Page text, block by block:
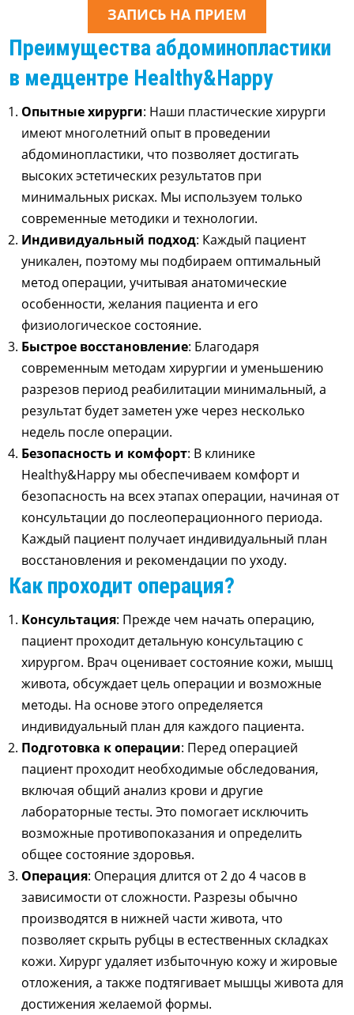
ЗАПИСЬ НА ПРИЕМ
Преимущества абдоминопластики
в медцентре Healthy&Happy
Опытные хирурги: Наши пластические хирурги
имеют многолетний опыт в проведении
абдоминопластики, что позволяет достигать
высоких эстетических результатов при
минимальных рисках. Мы используем только
современные методики и технологии.
Индивидуальный подход: Каждый пациент
уникален, поэтому мы подбираем оптимальный
метод операции, учитывая анатомические
особенности, желания пациента и его
физиологическое состояние.
Быстрое восстановление: Благодаря
современным методам хирургии и уменьшению
разрезов период реабилитации минимальный, а
результат будет заметен уже через несколько
недель после операции.
Безопасность и комфорт: В клинике
Healthy&Happy мы обеспечиваем комфорт и
безопасность на всех этапах операции, начиная от
консультации до послеоперационного периода.
Каждый пациент получает индивидуальный план
восстановления и рекомендации по уходу.
Как проходит операция?
Консультация: Прежде чем начать операцию,
пациент проходит детальную консультацию с
хирургом. Врач оценивает состояние кожи, мышц
живота, обсуждает цель операции и возможные
методы. На основе этого определяется
индивидуальный план для каждого пациента.
Подготовка к операции: Перед операцией
пациент проходит необходимые обследования,
включая общий анализ крови и другие
лабораторные тесты. Это помогает исключить
возможные противопоказания и определить
общее состояние здоровья.
Операция: Операция длится от 2 до 4 часов в
зависимости от сложности. Разрезы обычно
производятся в нижней части живота, что
позволяет скрыть рубцы в естественных складках
кожи. Хирург удаляет избыточную кожу и жировые
отложения, а также подтягивает мышцы живота для
достижения желаемой формы.